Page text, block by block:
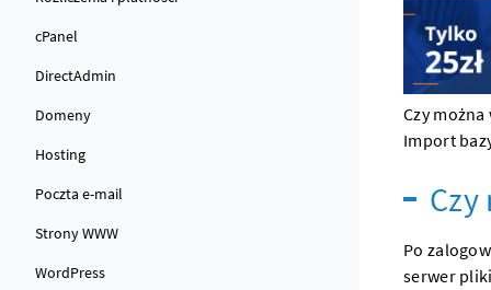
cPanel
DirectAdmin
Domeny
Hosting
Poczta e-mail
Strony WWW
WordPress
Czy
Import
Po
serwerpliki